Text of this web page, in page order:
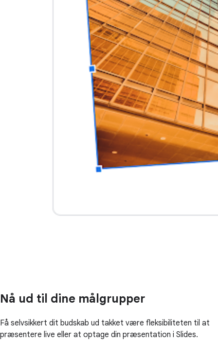
Nå ud til dine målgrupper
Få selvsikkert dit budskab ud takket være fleksibiliteten til at
præsentere live eller at optage din præsentation i Slides.